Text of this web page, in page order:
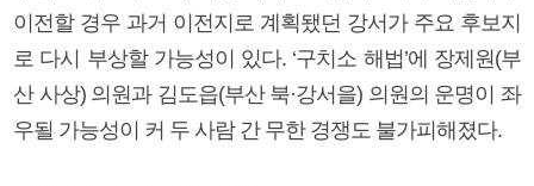
이전할 경우 과거 이전지로 계획됐던 강서가 주요 후보지
로 다시 부상할 가능성이 있다. ‘구치소 해법’에 장제원(부
산 사상) 의원과 김도읍(부산 북·강서을) 의원의 운명이 좌
우될 가능성이 커 두 사람 간 무한 경쟁도 불가피해졌다.